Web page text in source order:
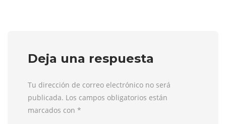
Deja una respuesta
Tu dirección de correo electrónico no será
publicada. Los campos obligatorios están
marcados con *